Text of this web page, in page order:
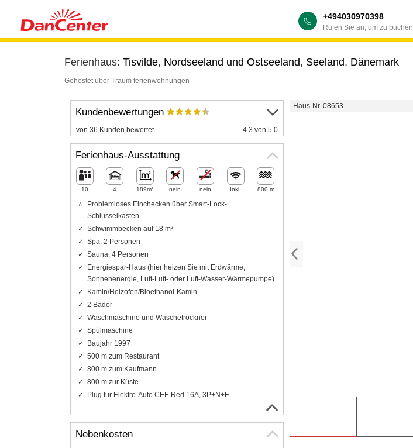
+494030970398
Rufen Sie an, um zu buchen
Ferienhaus: Tisvilde, Nordseeland und Ostseeland, Seeland, Dänemark
Gehostet über Traum ferienwohnungen
Haus-Nr. 08653
Kundenbewertungen
von 36 Kunden bewertet 4.3 von 5.0
Ferienhaus-Ausstattung
10 4 189m² nein nein Inkl. 800 m
Problemloses Einchecken über Smart-Lock-
Schlüsselkästen
Schwimmbecken auf 18 m²
Spa, 2 Personen
Sauna, 4 Personen
Energiespar-Haus (hier heizen Sie mit Erdwärme,
Sonnenenergie, Luft-Luft- oder Luft-Wasser-Wärmepumpe)
Kamin/Holzofen/Bioethanol-Kamin
2 Bäder
Waschmaschine und Wäschetrockner
Spülmaschine
Baujahr 1997
500 m zum Restaurant
800 m zum Kaufmann
800 m zur Küste
Plug für Elektro-Auto CEE Red 16A, 3P+N+E
Nebenkosten